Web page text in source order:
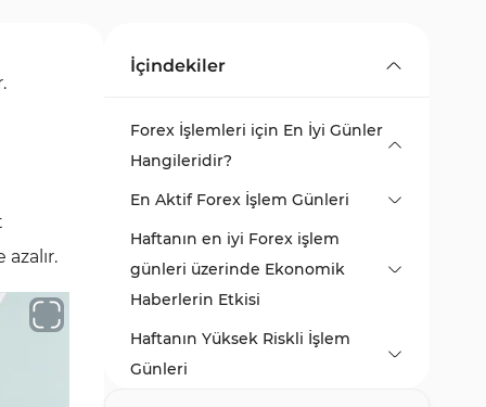
İçindekiler
Forex İşlemleri için En İyi Günler
Hangileridir?
En Aktif Forex İşlem Günleri
Haftanın en iyi Forex işlem
günleri üzerinde Ekonomik
Haberlerin Etkisi
Forex işleminde en iyi günler
üzerinde Büyük Ekonomik
Haftanın Yüksek Riskli İşlem
Günleri